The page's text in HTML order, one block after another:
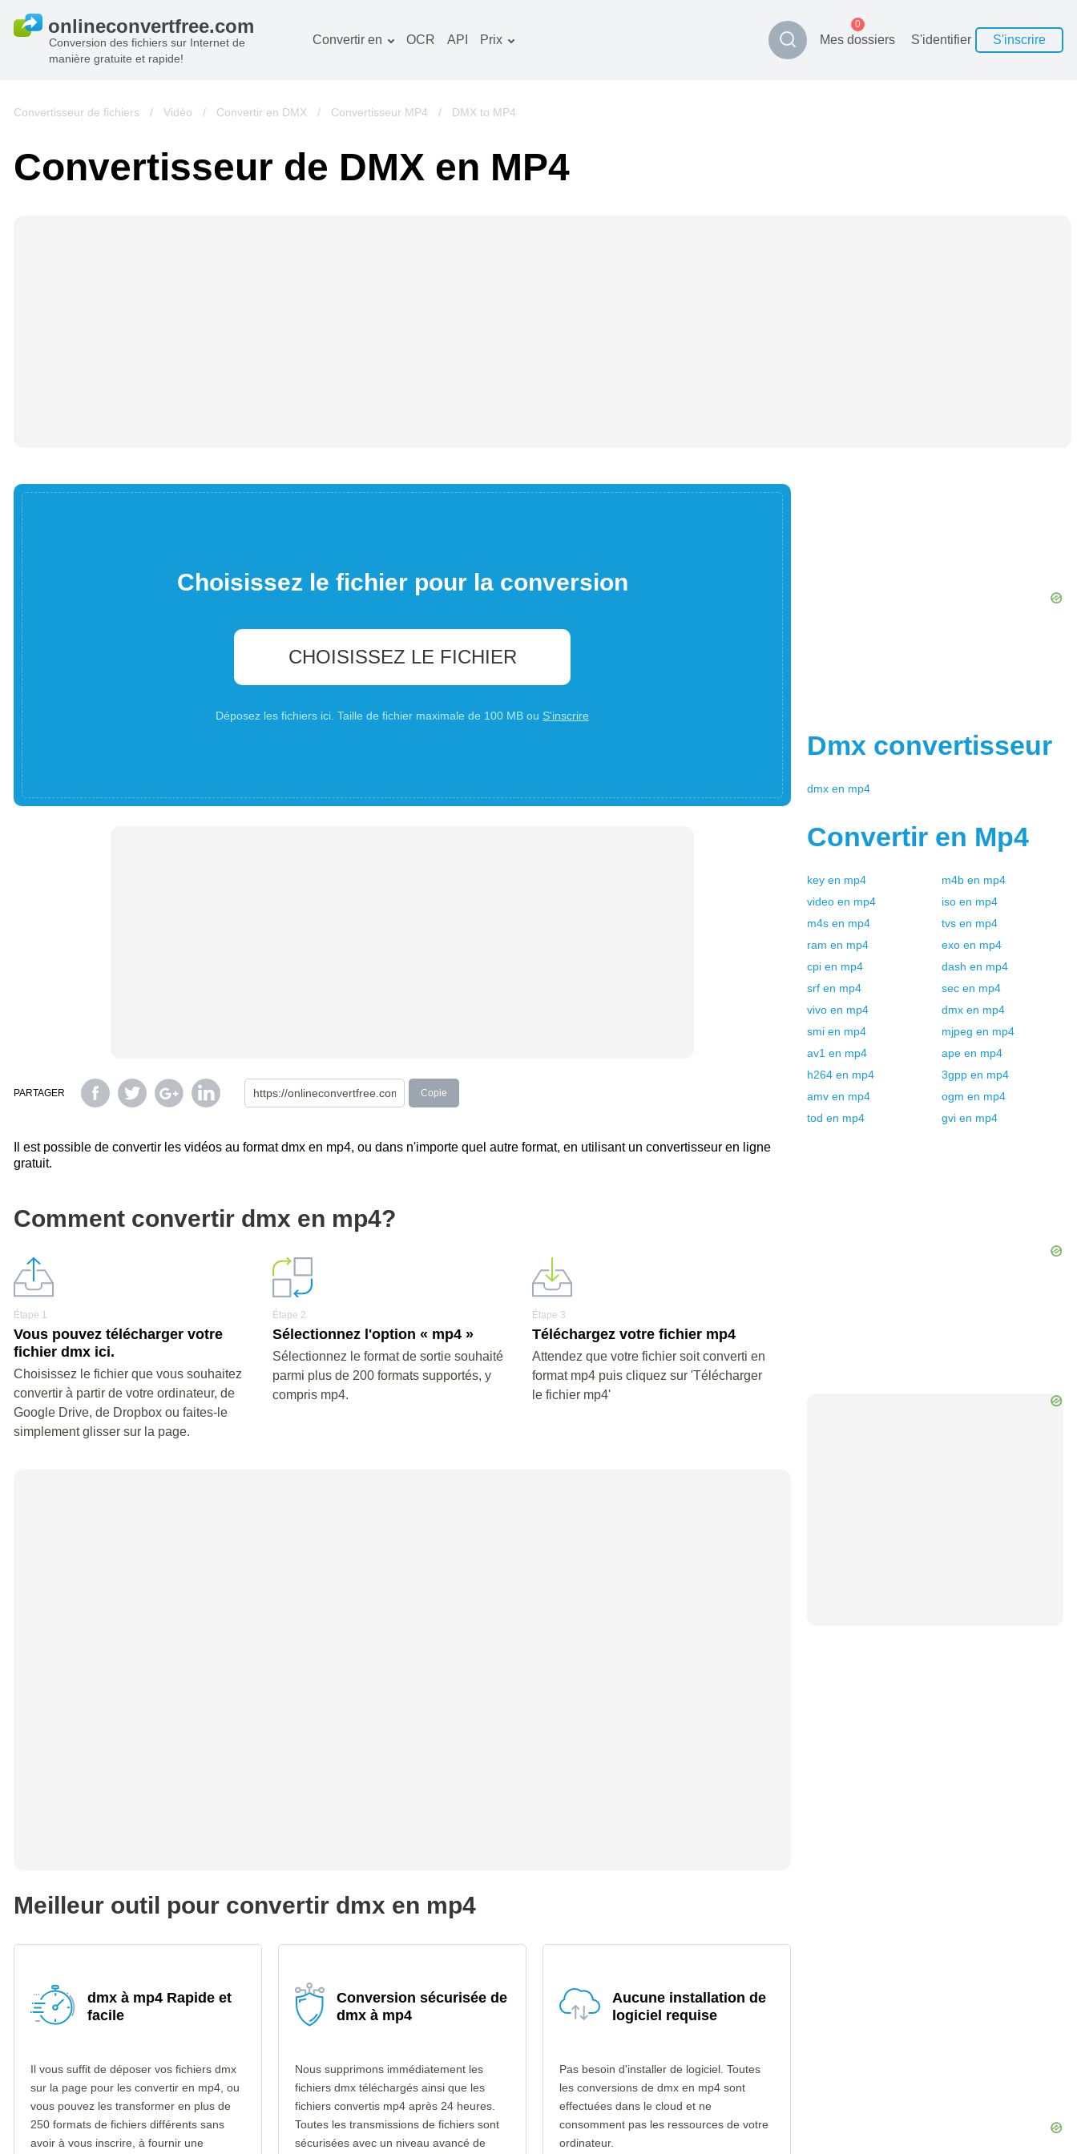
Conversion des fichiers sur Internet de
manière gratuite et rapide!
Convertir en
Image convertisseur
Livres convertisseur
OCR API Prix Mes dossiers
0
S'identifier S'inscrire
Convertisseur de fichiers / Vidéo / Convertir en DMX / Convertisseur MP4 / DMX to MP4
Convertisseur de DMX en MP4
Choisissez le fichier pour la conversion
CHOISISSEZ LE FICHIER
Déposez les fichiers ici. Taille de fichier maximale de 100 MB ou S'inscrire
PARTAGER Copie
Il est possible de convertir les vidéos au format dmx en mp4, ou dans n'importe quel autre format, en utilisant un convertisseur en ligne
gratuit.
Comment convertir dmx en mp4?
Étape 1
Vous pouvez télécharger votre
fichier dmx ici.
Choisissez le fichier que vous souhaitez
convertir à partir de votre ordinateur, de
Google Drive, de Dropbox ou faites-le
simplement glisser sur la page.
Étape 2
Sélectionnez l'option « mp4 »
Sélectionnez le format de sortie souhaité
parmi plus de 200 formats supportés, y
compris mp4.
Étape 3
Téléchargez votre fichier mp4
Attendez que votre fichier soit converti en
format mp4 puis cliquez sur 'Télécharger
le fichier mp4'
Meilleur outil pour convertir dmx en mp4
dmx à mp4 Rapide et
facile
Il vous suffit de déposer vos fichiers dmx
sur la page pour les convertir en mp4, ou
vous pouvez les transformer en plus de
250 formats de fichiers différents sans
avoir à vous inscrire, à fournir une
Conversion sécurisée de
dmx à mp4
Nous supprimons immédiatement les
fichiers dmx téléchargés ainsi que les
fichiers convertis mp4 après 24 heures.
Toutes les transmissions de fichiers sont
sécurisées avec un niveau avancé de
Aucune installation de
logiciel requise
Pas besoin d'installer de logiciel. Toutes
les conversions de dmx en mp4 sont
effectuées dans le cloud et ne
consomment pas les ressources de votre
ordinateur.
Dmx convertisseur
dmx en mp4
Convertir en Mp4
key en mp4 m4b en mp4
video en mp4 iso en mp4
m4s en mp4 tvs en mp4
ram en mp4 exo en mp4
cpi en mp4 dash en mp4
srf en mp4 sec en mp4
vivo en mp4 dmx en mp4
smi en mp4 mjpeg en mp4
av1 en mp4 ape en mp4
h264 en mp4 3gpp en mp4
amv en mp4 ogm en mp4
tod en mp4 gvi en mp4